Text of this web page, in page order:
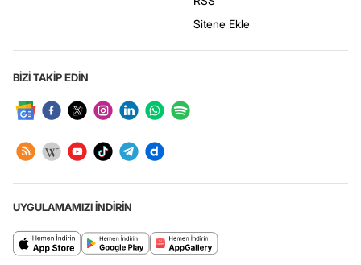
Sitene Ekle
BİZİ TAKİP EDİN
UYGULAMAMIZI İNDİRİN